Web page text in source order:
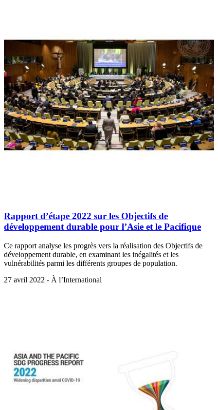
Rapport d’étape 2022 sur les Objectifs de
développement durable pour l’Asie et le Pacifique
Ce rapport analyse les progrès vers la réalisation des Objectifs de
développement durable, en examinant les inégalités et les
vulnérabilités parmi les différents groupes de population.
27 avril 2022 - À l’International